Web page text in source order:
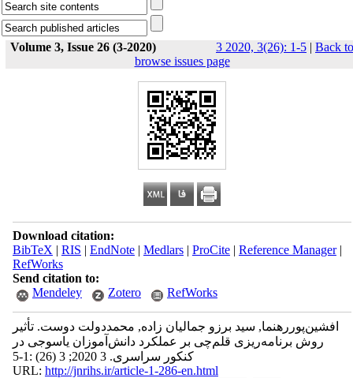
Volume 3, Issue 26 (3-2020) 3 2020, 3(26): 1-5 | Back to
browse issues page
Download citation:
BibTeX | RIS | EndNote| Medlars| ProCite| Reference Manager|
RefWorks
Send citation to:
Mendeley
Zotero RefWorks
افشین‌پوررهنما, سید برزو جمالیان زاده, محمددولت دوست. تأثیر
روش برنامه‌ریزی قلم‌چی بر عملکرد دانش‌آموزان یاسوجی در
کنکور سراسری. 3 2020; 3 (26) :1-5
URL: http://jnrihs.ir/article-1-286-en.html